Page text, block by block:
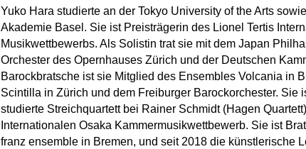
Yuko Hara studierte an der Tokyo University of the Arts
Akademie Basel. Sie ist Preisträgerin des Lionel Tertis
Musikwettbewerbs. Als Solistin trat sie mit dem Japan
Orchester des Opernhauses Zürich und der Deutschen
Barockbratsche ist sie Mitglied des Ensembles Volcania in
Scintilla in Zürich und dem Freiburger Barockorchester. Sie
studierte Streichquartett bei Rainer Schmidt (Hagen
Internationalen Osaka Kammermusikwettbewerb. Sie ist
franz ensemble in Bremen, und seit 2018 die künstlerische